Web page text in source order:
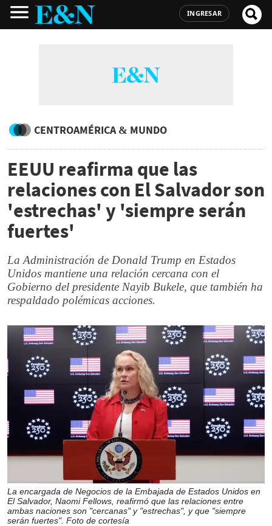
INGRESAR
CENTROAMÉRICA & MUNDO
EEUU reafirma que las
relaciones con El Salvador son
'estrechas' y 'siempre serán
fuertes'
La Administración de Donald Trump en Estados
Unidos mantiene una relación cercana con el
Gobierno del presidente Nayib Bukele, que también ha
respaldado polémicas acciones.
La encargada de Negocios de la Embajada de Estados Unidos en
El Salvador, Naomi Fellows, reafirmó que las relaciones entre
ambas naciones son "cercanas" y "estrechas", y que "siempre
serán fuertes". Foto de cortesía